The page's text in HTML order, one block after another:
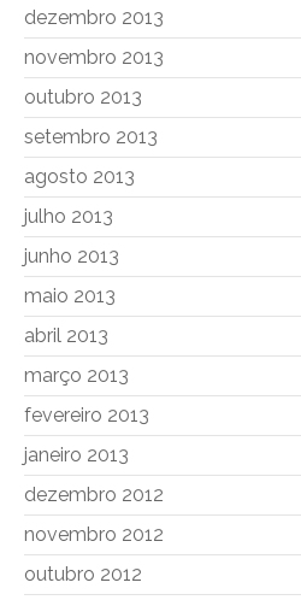
dezembro 2013
novembro 2013
outubro 2013
setembro 2013
agosto 2013
julho 2013
junho 2013
maio 2013
abril 2013
março 2013
fevereiro 2013
janeiro 2013
dezembro 2012
novembro 2012
outubro 2012